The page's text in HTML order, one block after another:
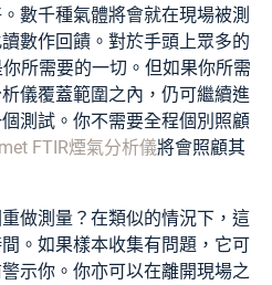
數千種氣體將會就在現場被測
數作回饋。對於手頭上眾多的
所需要的一切。但如果你所需
儀覆蓋範圍之內，仍可繼續進
測試。你不需要全程個別照顧
FTIR煙氣分析儀將會照顧其
做測量？在類似的情況下，這
。如果樣本收集有問題，它可
示你。你亦可以在離開現場之